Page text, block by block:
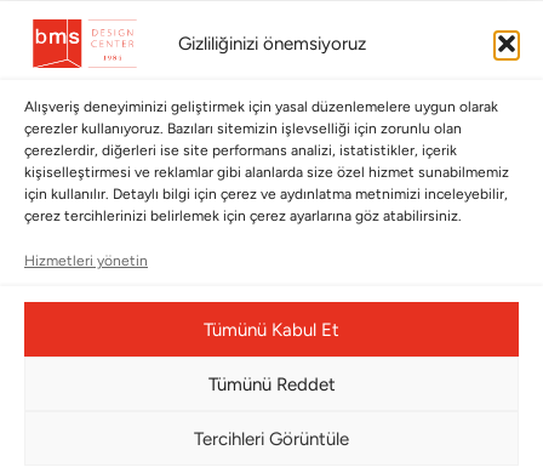
Gizliliğinizi önemsiyoruz
Alışveriş deneyiminizi geliştirmek için yasal düzenlemelere uygun olarak
çerezler kullanıyoruz. Bazıları sitemizin işlevselliği için zorunlu olan
çerezlerdir, diğerleri ise site performans analizi, istatistikler, içerik
kişiselleştirmesi ve reklamlar gibi alanlarda size özel hizmet sunabilmemiz
için kullanılır. Detaylı bilgi için çerez ve aydınlatma metnimizi inceleyebilir,
çerez tercihlerinizi belirlemek için çerez ayarlarına göz atabilirsiniz.
Hizmetleri yönetin
Tümünü Kabul Et
Tümünü Reddet
Tercihleri Görüntüle
BMS DESIGN CENTER